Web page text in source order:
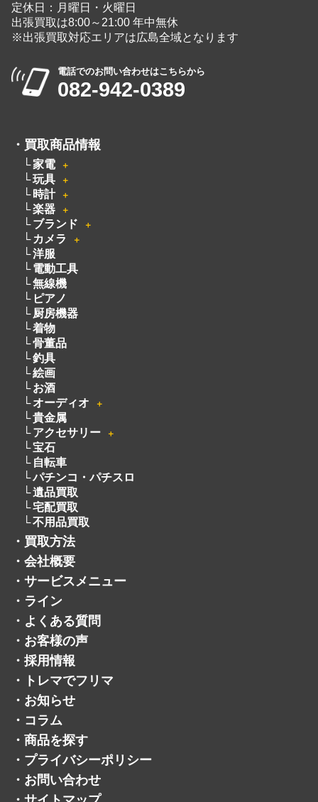
定休日：月曜日・火曜日
出張買取は8:00～21:00 年中無休
※出張買取対応エリアは広島全域となります
電話でのお問い合わせはこちらから
082-942-0389
・ 買取商品情報
家電 ＋
玩具 ＋
時計 ＋
楽器 ＋
ブランド ＋
カメラ ＋
洋服
電動工具
無線機
ピアノ
厨房機器
着物
骨董品
釣具
絵画
お酒
オーディオ
＋
貴金属
アクセサリー
＋
宝石
自転車
パチンコ・パチスロ
遺品買取
宅配買取
不用品買取
・ 買取方法
・ 会社概要
・ サービスメニュー
・ ライン
・ よくある質問
・ お客様の声
・ 採用情報
・
トレマでフリマ
・ お知らせ
・ コラム
・ 商品を探す
・ プライバシーポリシー
・ お問い合わせ